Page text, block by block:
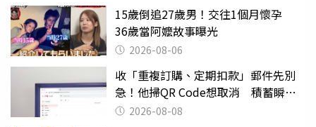
15歲倒追27歲男！交往1個月懷孕
36歲當阿嬤故事曝光
2026-08-06
收「重複訂購、定期扣款」郵件先別
急！他掃QR Code想取消 積蓄瞬間
蒸發2026-08-08